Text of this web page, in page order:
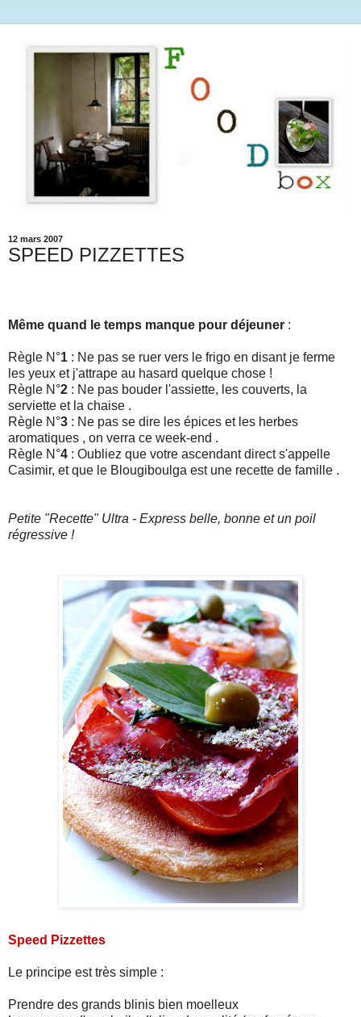
12 mars 2007
SPEED PIZZETTES
Même quand le temps manque pour déjeuner :
Règle N°1 : Ne pas se ruer vers le frigo en disant je ferme
les yeux et j'attrape au hasard quelque chose !
Règle N°2 : Ne pas bouder l'assiette, les couverts, la
serviette et la chaise .
Règle N°3 : Ne pas se dire les épices et les herbes
aromatiques , on verra ce week-end .
Règle N°4 : Oubliez que votre ascendant direct s'appelle
Casimir, et que le Blougiboulga est une recette de famille .
Petite "Recette" Ultra - Express belle, bonne et un poil
régressive !
Speed Pizzettes
Le principe est très simple :
Prendre des grands blinis bien moelleux